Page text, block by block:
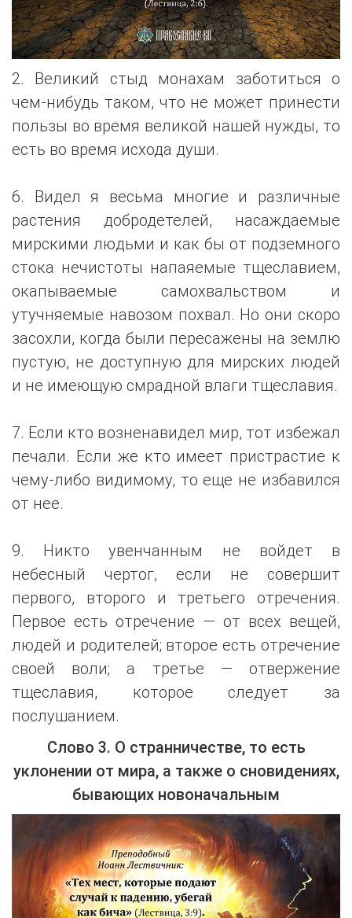
2. Великий стыд монахам заботиться о
чем-нибудь таком, что не может принести
пользы во время великой нашей нужды, то
есть во время исхода души.
6. Видел я весьма многие и различные
растения добродетелей, насаждаемые
мирскими людьми и как бы от подземного
стока нечистоты напаяемые тщеславием,
окапываемые самохвальством и
утучняемые навозом похвал. Но они скоро
засохли, когда были пересажены на землю
пустую, не доступную для мирских людей
и не имеющую смрадной влаги тщеславия.
7. Если кто возненавидел мир, тот избежал
печали. Если же кто имеет пристрастие к
чему-либо видимому, то еще не избавился
от нее.
9. Никто увенчанным не войдет в
небесный чертог, если не совершит
первого, второго и третьего отречения.
Первое есть отречение — от всех вещей,
людей и родителей; второе есть отречение
своей воли; а третье — отвержение
тщеславия, которое следует за
послушанием.
Слово 3. О странничестве, то есть
уклонении от мира, а также о сновидениях,
бывающих новоначальным